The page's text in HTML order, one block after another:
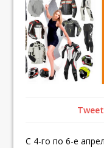
Tweet
С 4-го по 6-е